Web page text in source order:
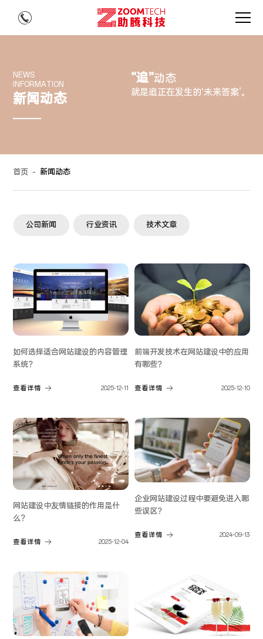
NEWS
INFORMATION
新闻动态
“追”动态
就是追正在发生的‘未来答案’。
首页 - 新闻动态
公司新闻 行业资讯 技术文章
如何选择适合网站建设的内容管理
系统？
查看详情 2025-12-11
前端开发技术在网站建设中的应用
有哪些？
查看详情 2025-12-10
网站建设中友情链接的作用是什
么？
查看详情 2025-12-04
企业网站建设过程中要避免进入哪
些误区？
查看详情 2024-09-13